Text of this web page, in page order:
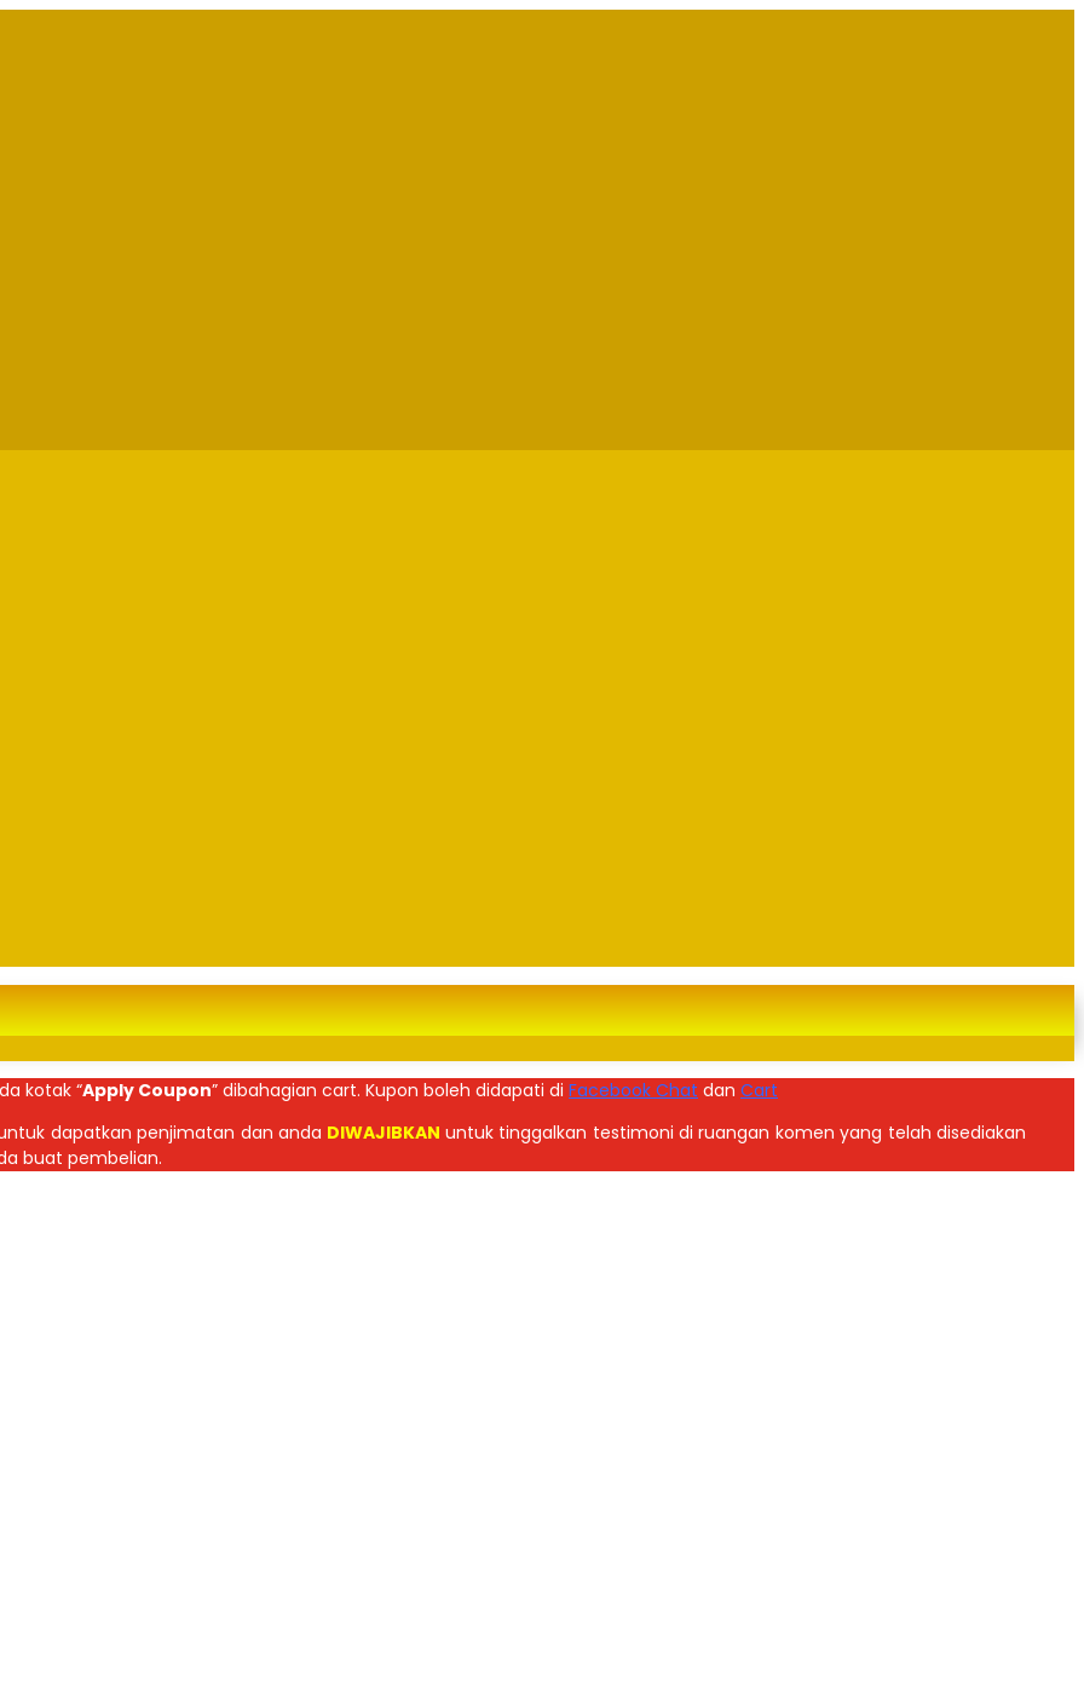
kotak “Apply Coupon” dibahagian cart. Kupon boleh didapati di Facebook Chat dan Cart
dapatkan penjimatan dan anda DIWAJIBKAN untuk tinggalkan testimoni di ruangan komen yang telah disediakan
buat pembelian.